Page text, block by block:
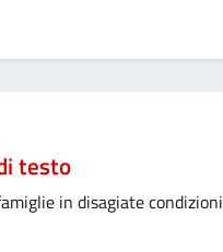
testo
in disagiate condizioni